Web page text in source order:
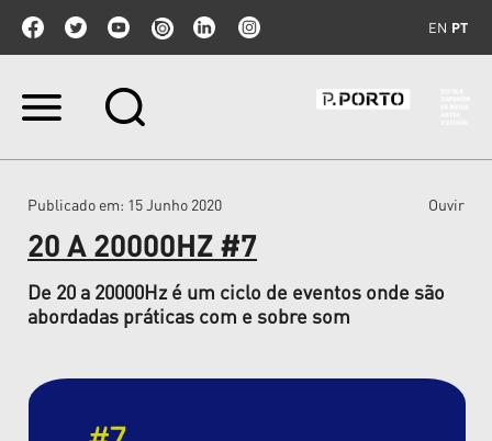
EN PT
Ir
Ir
navegação
Publicado em: 15 Junho 2020 Ouvir
20 A 20000HZ #7
De 20 a 20000Hz é um ciclo de eventos onde são
abordadas práticas com e sobre som